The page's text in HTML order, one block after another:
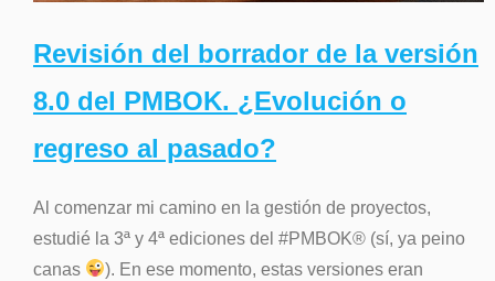
Revisión del borrador de la versión
8.0 del PMBOK. ¿Evolución o
regreso al pasado?
Al comenzar mi camino en la gestión de proyectos,
estudié la 3ª y 4ª ediciones del #PMBOK® (sí, ya peino
canas
). En ese momento, estas versiones eran